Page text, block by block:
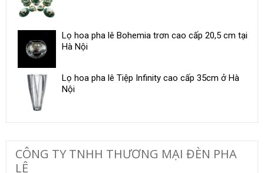
Lọ hoa pha lê Bohemia trơn cao cấp 20,5 cm tại
Hà Nội
Lọ hoa pha lê Tiệp Infinity cao cấp 35cm ở Hà
Nội
CÔNG TY TNHH THƯƠNG MẠI ĐÈN PHA
LÊ